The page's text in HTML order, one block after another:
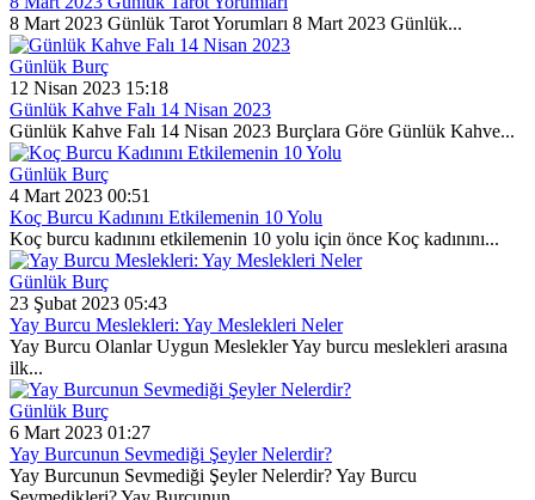
8 Mart 2023 Günlük Tarot Yorumları 8 Mart 2023 Günlük...
Günlük Burç
12 Nisan 2023 15:18
Günlük Kahve Falı 14 Nisan 2023
Günlük Kahve Falı 14 Nisan 2023 Burçlara Göre Günlük Kahve...
Günlük Burç
4 Mart 2023 00:51
Koç Burcu Kadınını Etkilemenin 10 Yolu
Koç burcu kadınını etkilemenin 10 yolu için önce Koç kadınını...
Günlük Burç
23 Şubat 2023 05:43
Yay Burcu Meslekleri: Yay Meslekleri Neler
Yay Burcu Olanlar Uygun Meslekler Yay burcu meslekleri arasına
ilk...
Günlük Burç
6 Mart 2023 01:27
Yay Burcunun Sevmediği Şeyler Nelerdir?
Yay Burcunun Sevmediği Şeyler Nelerdir? Yay Burcu